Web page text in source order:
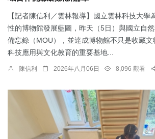
【記者陳信利／雲林報導】國立雲林科技大學
性的博物館發展藍圖，昨天（5日）與國立自
備忘錄（MOU），並達成博物館不只是收藏文
科技應用與文化教育的重要基地...
陳信利 2026年八月06日 8,096 觀看